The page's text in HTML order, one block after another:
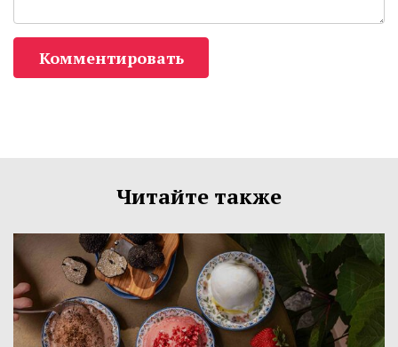
Комментировать
Читайте также